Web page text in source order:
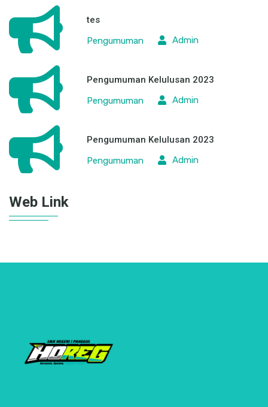
tes
Pengumuman
Admin
Pengumuman Kelulusan 2023
Pengumuman
Admin
Pengumuman Kelulusan 2023
Pengumuman
Admin
Web Link